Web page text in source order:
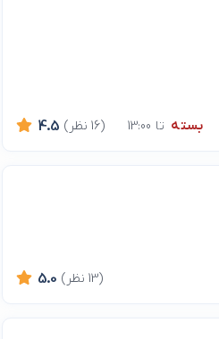
بسته تا 13:00 4.5 (16 نظر)
5.0 (13 نظر)